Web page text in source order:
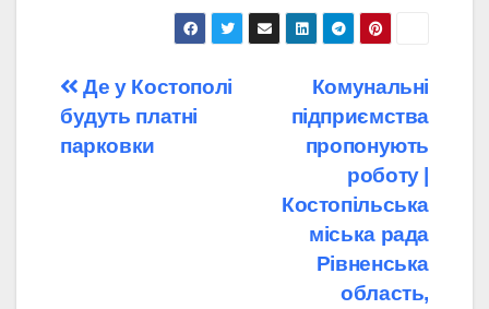
Навігація
записів
Комунальні
підприємства
пропонують
роботу |
Костопільська
міська рада
Рівненська
область,
Де у Костополі
будуть платні
парковки